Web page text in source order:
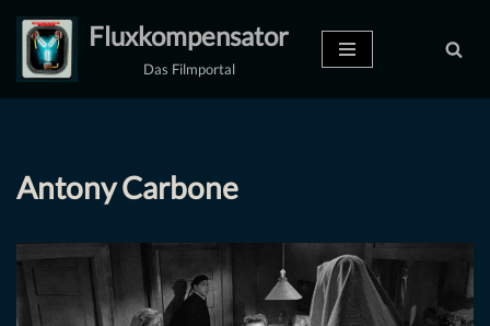
Zum
Inhalt
Fluxkompensator
Das Filmportal
Antony Carbone